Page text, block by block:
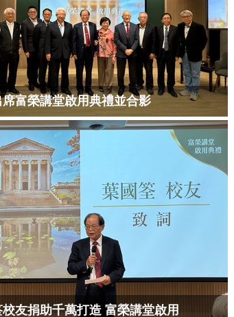
富榮講堂啟用典禮並合影
友捐助千萬打造 富榮講堂啟用